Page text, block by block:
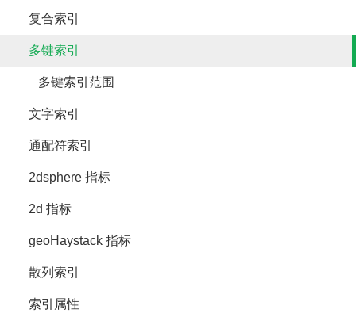
复合索引
多键索引
多键索引范围
文字索引
通配符索引
2dsphere 指标
2d 指标
geoHaystack 指标
散列索引
索引属性